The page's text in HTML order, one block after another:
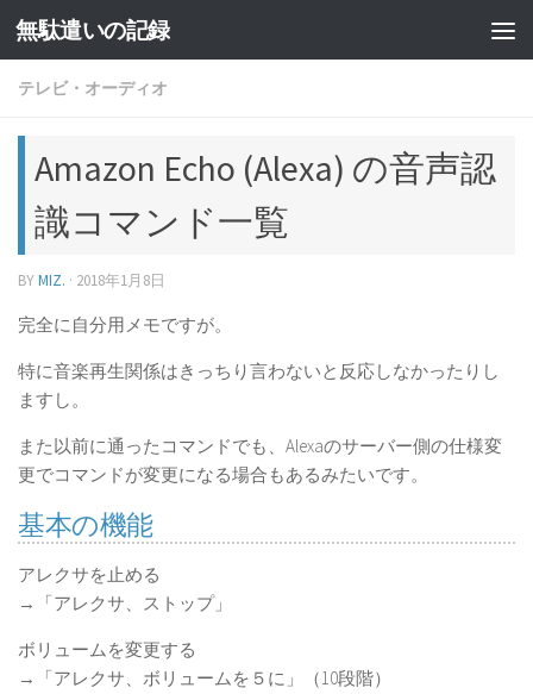
コンテンツへスキップ
無駄遣いの記録
テレビ・オーディオ
Amazon Echo (Alexa) の音声認
識コマンド一覧
BYMIZ. · 2018年1月8日
完全に自分用メモですが。
特に音楽再生関係はきっちり言わないと反応しなかったりし
ますし。
また以前に通ったコマンドでも、Alexaのサーバー側の仕様変
更でコマンドが変更になる場合もあるみたいです。
基本の機能
アレクサを止める
→「アレクサ、ストップ」
ボリュームを変更する
→「アレクサ、ボリュームを５に」（10段階）